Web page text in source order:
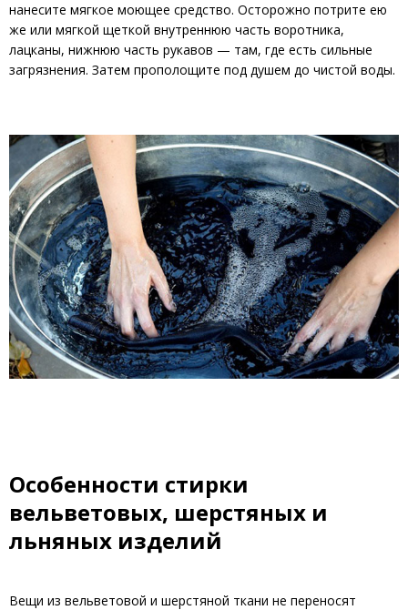
нанесите мягкое моющее средство. Осторожно потрите ею
же или мягкой щеткой внутреннюю часть воротника,
лацканы, нижнюю часть рукавов — там, где есть сильные
загрязнения. Затем прополощите под душем до чистой воды.
Особенности стирки
вельветовых, шерстяных и
льняных изделий
Вещи из вельветовой и шерстяной ткани не переносят